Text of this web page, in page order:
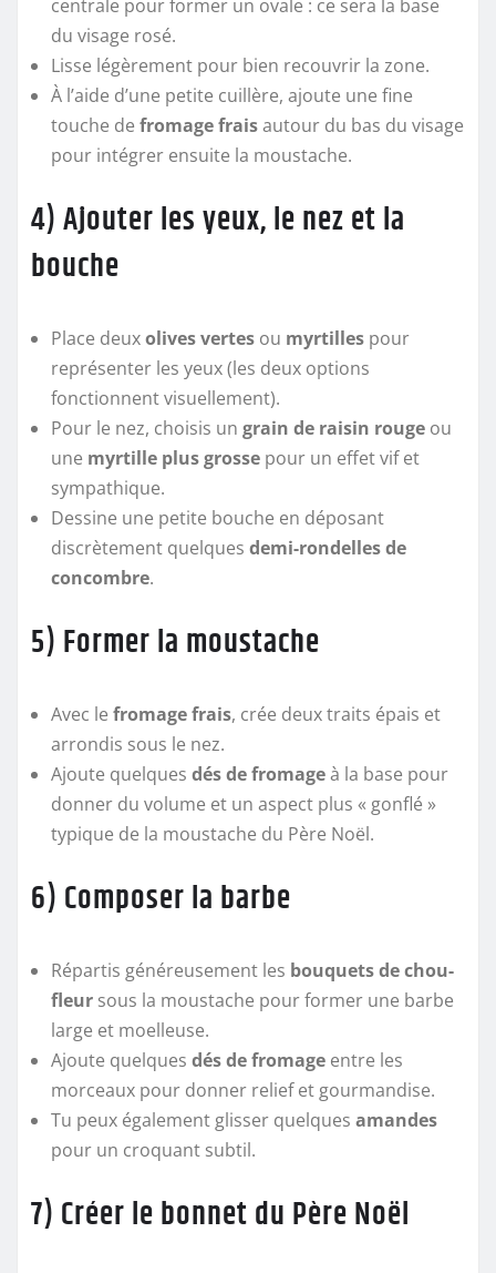
centrale pour former un ovale : ce sera la base
du visage rosé.
Lisse légèrement pour bien recouvrir la zone.
À l’aide d’une petite cuillère, ajoute une fine
touche de fromage fraisautour du bas du visage
pour intégrer ensuite la moustache.
4) Ajouter les yeux, le nez et la
bouche
Place deuxolives vertes ou myrtilles pour
représenter les yeux (les deux options
fonctionnent visuellement).
Pour le nez, choisis un grain de raisin rouge ou
une myrtille plus grosse pour un effet vif et
sympathique.
Dessine une petite bouche en déposant
discrètement quelques demi-rondelles de
concombre.
5) Former la moustache
Avec le fromage frais, crée deux traits épais et
arrondis sous le nez.
Ajoute quelques dés de fromageà la base pour
donner du volume et un aspect plus « gonflé »
typique de la moustache du Père Noël.
6) Composer la barbe
Répartis généreusement les bouquets de chou-
fleur sous la moustache pour former une barbe
large et moelleuse.
Ajoute quelques dés de fromage entre les
morceaux pour donner relief et gourmandise.
Tu peux également glisser quelques amandes
pour un croquant subtil.
7) Créer le bonnet du Père Noël